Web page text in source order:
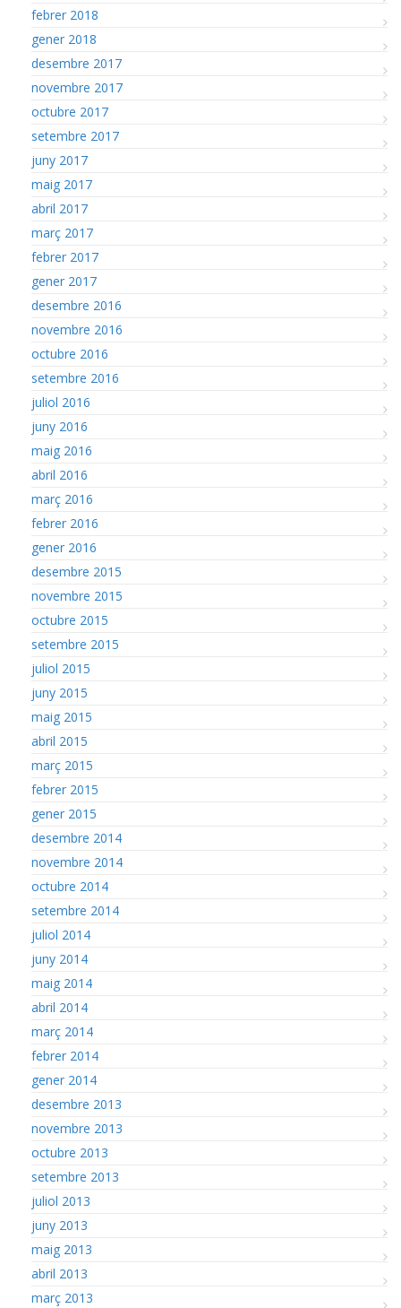
febrer 2018
gener 2018
desembre 2017
novembre 2017
octubre 2017
setembre 2017
juny 2017
maig 2017
abril 2017
març 2017
febrer 2017
gener 2017
desembre 2016
novembre 2016
octubre 2016
setembre 2016
juliol 2016
juny 2016
maig 2016
abril 2016
març 2016
febrer 2016
gener 2016
desembre 2015
novembre 2015
octubre 2015
setembre 2015
juliol 2015
juny 2015
maig 2015
abril 2015
març 2015
febrer 2015
gener 2015
desembre 2014
novembre 2014
octubre 2014
setembre 2014
juliol 2014
juny 2014
maig 2014
abril 2014
març 2014
febrer 2014
gener 2014
desembre 2013
novembre 2013
octubre 2013
setembre 2013
juliol 2013
juny 2013
maig 2013
abril 2013
març 2013